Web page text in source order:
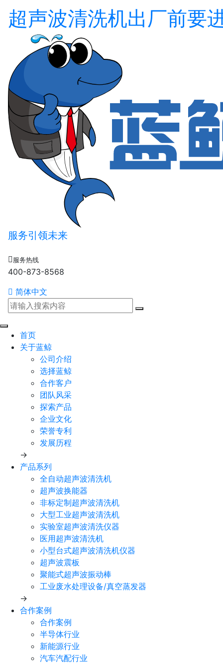
超声波清洗机出厂前要
服务引领未来
服务热线
400-873-8568
简体中文
首页
关于蓝鲸
公司介绍
选择蓝鲸
合作客户
团队风采
探索产品
企业文化
荣誉专利
发展历程
→
产品系列
全自动超声波清洗机
超声波换能器
非标定制超声波清洗机
大型工业超声波清洗机
实验室超声波清洗仪器
医用超声波清洗机
小型台式超声波清洗机仪器
超声波震板
聚能式超声波振动棒
工业废水处理设备/真空蒸发器
→
合作案例
合作案例
半导体行业
新能源行业
汽车汽配行业